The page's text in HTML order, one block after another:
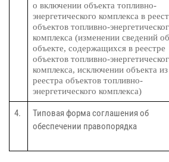
о включении объекта топливно-
энергетического комплекса в
объектов топливно-
комплекса (изменении сведений об
объекте, содержащихся в реестре
объектов топливно-
комплекса, исключении объекта из
реестра объектов топливно-
энергетического комплекса)
4.
Типовая форма соглашения об
обеспечении правопорядка